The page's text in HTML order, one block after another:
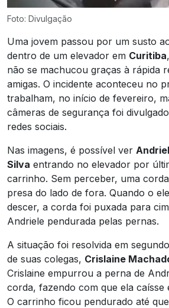
Foto: Divulgação
Uma jovem passou por um susto
dentro de um elevador em Curitiba
não se machucou graças à rápida
amigas. O incidente aconteceu no
trabalham, no início de fevereiro,
câmeras de segurança foi
redes sociais.
Nas imagens, é possível ver
Silva entrando no elevador por
carrinho. Sem perceber, uma
presa do lado de fora. Quando o
descer, a corda foi puxada para
Andriele pendurada pelas pernas.
A situação foi resolvida em
de suas colegas, Crislaine
Crislaine empurrou a perna de
corda, fazendo com que ela caísse
O carrinho ficou pendurado até